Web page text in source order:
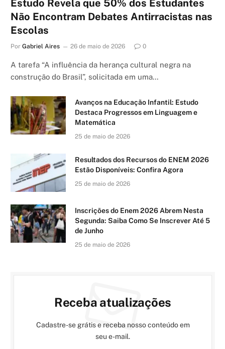
Estudo Revela que 50% dos Estudantes
Não Encontram Debates Antirracistas nas
Escolas
Por Gabriel Aires 26 de maio de 2026 0
A tarefa “A influência da herança cultural negra na
construção do Brasil”, solicitada em uma…
Avanços na Educação Infantil: Estudo
Destaca Progressos em Linguagem e
Matemática
25 de maio de 2026
Resultados dos Recursos do ENEM 2026
Estão Disponíveis: Confira Agora
25 de maio de 2026
Inscrições do Enem 2026 Abrem Nesta
Segunda: Saiba Como Se Inscrever Até 5
de Junho
25 de maio de 2026
Receba atualizações
Cadastre-se grátis e receba nosso conteúdo em
seu e-mail.